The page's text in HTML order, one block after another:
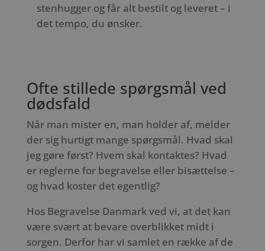
stenhugger og får alt bestilt og leveret – i
det tempo, du ønsker.
Ofte stillede spørgsmål ved
dødsfald
Når man mister en, man holder af, melder
der sig hurtigt mange spørgsmål. Hvad skal
jeg gøre først? Hvem skal kontaktes? Hvad
er reglerne for begravelse eller bisættelse –
og hvad koster det egentlig?
Hos Begravelse Danmark ved vi, at det kan
være svært at bevare overblikket midt i
sorgen. Derfor har vi samlet en række af de